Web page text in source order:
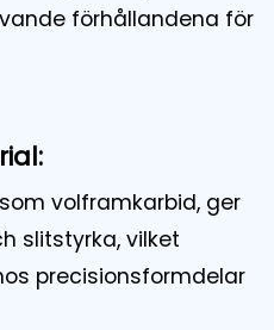
förhållandena för
volframkarbid, ger
slitstyrka, vilket
precisionsformdelar